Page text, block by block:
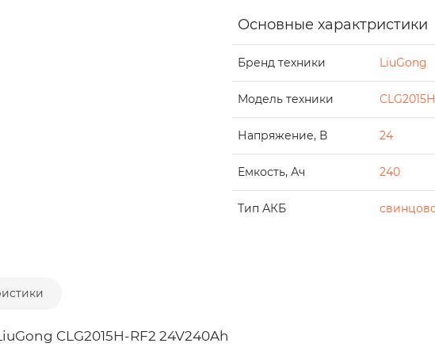
Основные характристики
Бренд техники LiuGong
Модель техники
Напряжение, В 24
Емкость, Ач 240
Тип АКБ
CLG2015H-RF2 24V240Ah